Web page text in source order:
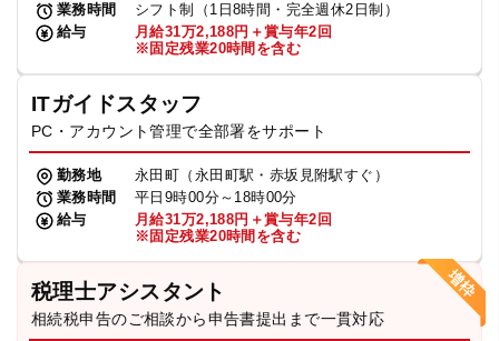
業務時間
シフト制（1日8時間・完全週休2日制）
給与
月給31万2,188円＋賞与年2回
※固定残業20時間を含む
ITガイドスタッフ
PC・アカウント管理で全部署をサポート
勤務地
永田町（永田町駅・赤坂見附駅すぐ）
業務時間
平日9時00分～18時00分
給与
月給31万2,188円＋賞与年2回
※固定残業20時間を含む
税理士アシスタント
相続税申告のご相談から申告書提出まで一貫対応